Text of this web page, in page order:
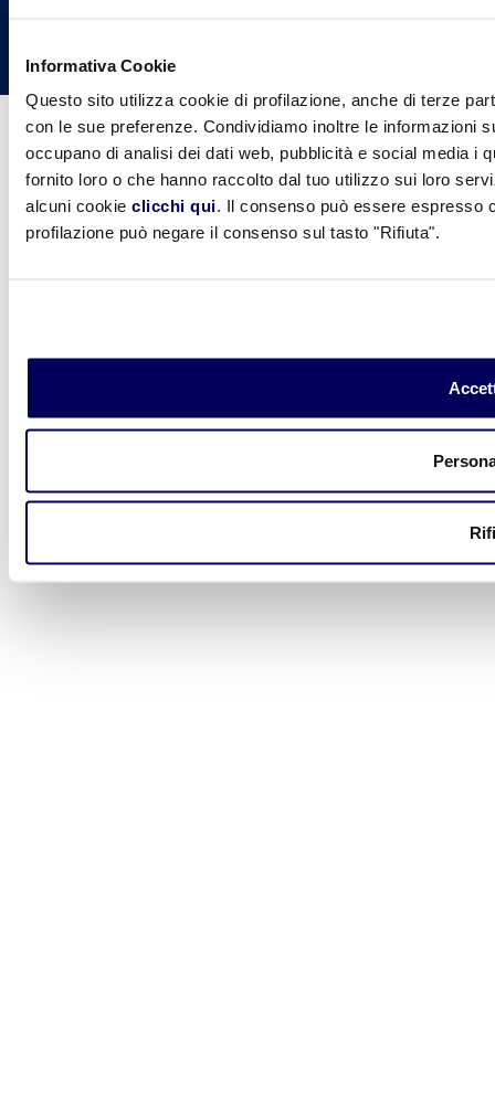
Informativa Cookie
Questo sito utilizza cookie di profilazione, anche di terze
con le sue preferenze. Condividiamo inoltre le informazioni
occupano di analisi dei dati web, pubblicità e social media i
fornito loro o che hanno raccolto dal tuo utilizzo sui loro
alcuni cookie clicchi qui. Il consenso può essere espresso
profilazione può negare il consenso sul tasto "Rifiuta".